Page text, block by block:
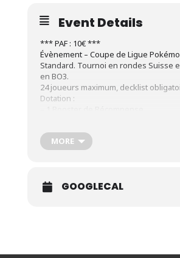
Event Details
*** PAF : 10€ ***
Évènement – Coupe de Ligue
Standard. Tournoi en rondes Suisse
en BO3.
24 joueurs maximum, decklist
Dotation :
Top 50% :
– 1 Booster de Récompense
TOP 8 :
– 1 Playmat ‘Champion’
Standard 2025. Les cartes portant les
MORE
GOOGLECAL